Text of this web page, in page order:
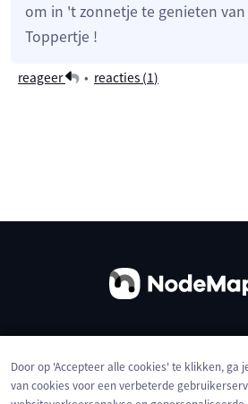
om in 't zonnetje te genieten
Toppertje !
reageer • reacties (1)
Privacybeleid
Door op 'Accepteer alle cookies' te klikken, ga
van cookies voor een verbeterde